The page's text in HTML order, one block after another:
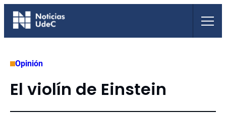
Saltar
Opinión
El violín de Einstein